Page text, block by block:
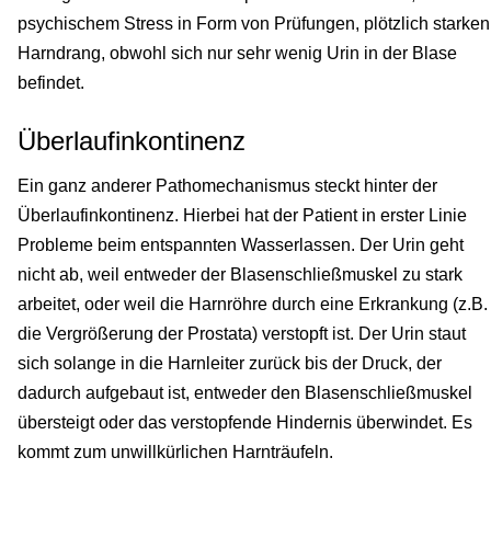
psychischem Stress in Form von Prüfungen, plötzlich starken
Harndrang, obwohl sich nur sehr wenig Urin in der Blase
befindet.
Überlaufinkontinenz
Ein ganz anderer Pathomechanismus steckt hinter der
Überlaufinkontinenz. Hierbei hat der Patient in erster Linie
Probleme beim entspannten Wasserlassen. Der Urin geht
nicht ab, weil entweder der Blasenschließmuskel zu stark
arbeitet, oder weil die Harnröhre durch eine Erkrankung (z.B.
die Vergrößerung der Prostata) verstopft ist. Der Urin staut
sich solange in die Harnleiter zurück bis der Druck, der
dadurch aufgebaut ist, entweder den Blasenschließmuskel
übersteigt oder das verstopfende Hindernis überwindet. Es
kommt zum unwillkürlichen Harnträufeln.